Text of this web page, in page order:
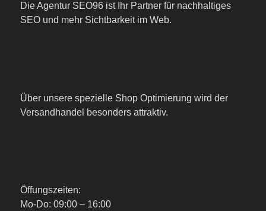
Die Agentur SEO96 ist Ihr Partner für nachhaltiges
SEO und mehr Sichtbarkeit im Web.
Über unsere spezielle Shop Optimierung wird der
Versandhandel besonders attraktiv.
Öffungszeiten:
Mo-Do: 09:00 – 16:00